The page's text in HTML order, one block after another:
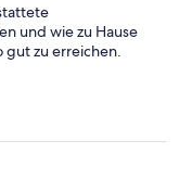
und wie zu Hause
zu erreichen.